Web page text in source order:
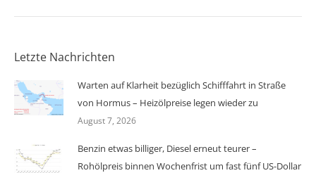
Letzte Nachrichten
Warten auf Klarheit bezüglich Schifffahrt in Straße
von Hormus – Heizölpreise legen wieder zu
August 7, 2026
Benzin etwas billiger, Diesel erneut teurer –
Rohölpreis binnen Wochenfrist um fast fünf US-Dollar